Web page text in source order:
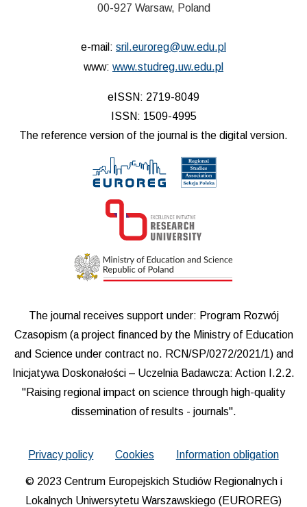
00-927 Warsaw, Poland
e-mail: sril.euroreg@uw.edu.pl
www: www.studreg.uw.edu.pl
eISSN: 2719-8049
ISSN: 1509-4995
The reference version of the journal is the digital version.
The journal receives support under: Program Rozwój
Czasopism (a project financed by the Ministry of Education
and Science under contract no. RCN/SP/0272/2021/1) and
Inicjatywa Doskonałości – Uczelnia Badawcza: Action I.2.2.
"Raising regional impact on science through high-quality
dissemination of results - journals".
Privacy policy Cookies Information obligation
© 2023 Centrum Europejskich Studiów Regionalnych i
Lokalnych Uniwersytetu Warszawskiego (EUROREG)